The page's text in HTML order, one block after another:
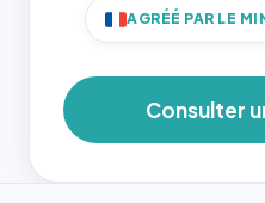
AGRÉÉ PAR LE
Consulter